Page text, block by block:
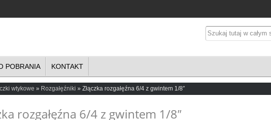
POBRANIA KONTAKT
wtykowe Rozgałęźniki Złączka rozgałęźna 6/4 z gwintem 1/8″
rozgałęźna 6/4 z gwintem 1/8″